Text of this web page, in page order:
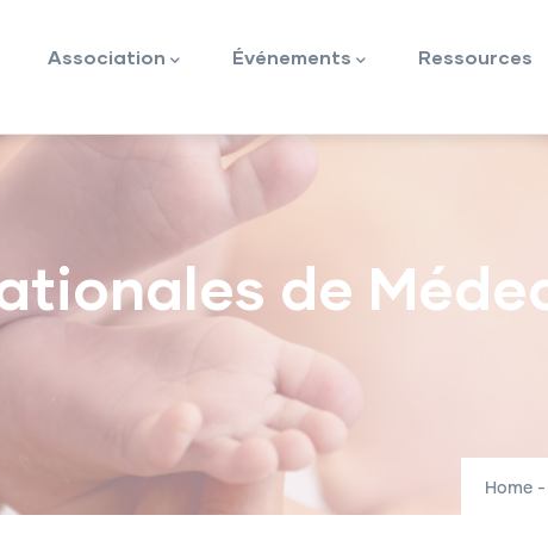
Association Événements Ressources
de
Home -